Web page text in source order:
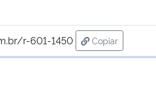
r-601-1450
Copiar
para área de